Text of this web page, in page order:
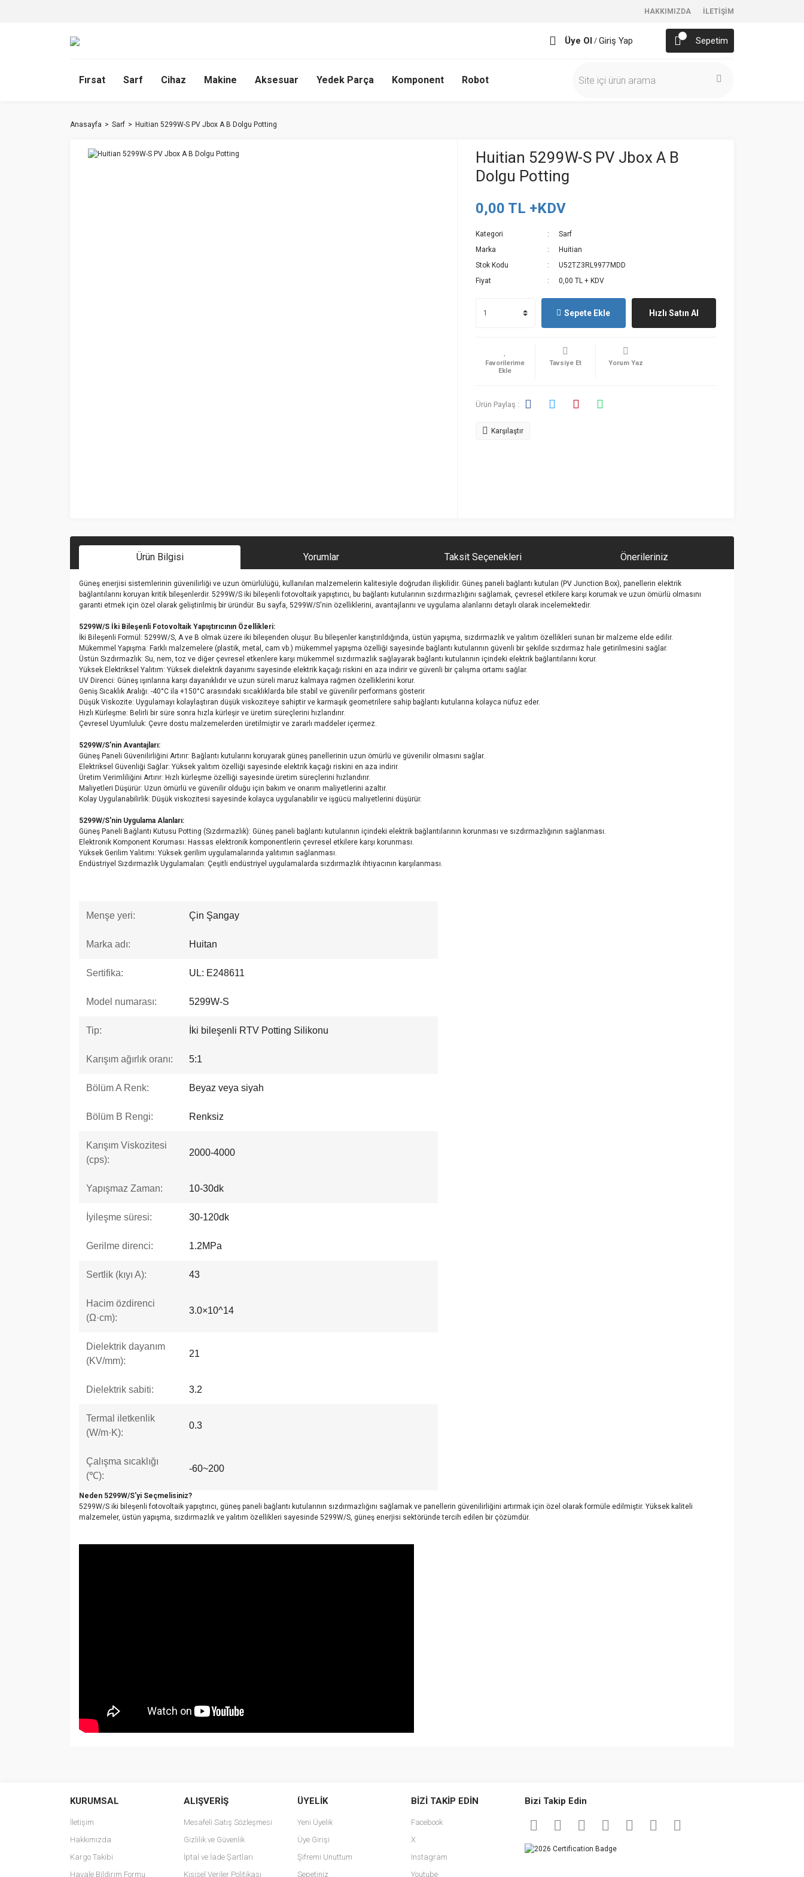
HAKKIMIZDA İLETİŞİM
Üye Ol / Giriş Yap Sepetim
Fırsat Sarf Cihaz Makine Aksesuar Yedek Parça Komponent Robot
Anasayfa Sarf Huitian 5299W-S PV Jbox A B Dolgu Potting
Huitian 5299W-S PV Jbox A B
Dolgu Potting
0,00 TL +KDV
Kategori
Sarf
Marka
Huitian
Stok Kodu
U52TZ3RL9977MDD
Fiyat
0,00 TL + KDV
Sepete Ekle Hızlı Satın Al
Tavsiye Et Yorum Yaz
Ürün Paylaş :
Karşılaştır
Ürün Bilgisi Yorumlar Taksit Seçenekleri Önerileriniz
Güneş enerjisi sistemlerinin güvenilirliği ve uzun ömürlülüğü, kullanılan malzemelerin kalitesiyle doğrudan ilişkilidir. Güneş paneli bağlantı kutuları (PV Junction Box), panellerin elektrik
bağlantılarını koruyan kritik bileşenlerdir. 5299W/S iki bileşenli fotovoltaik yapıştırıcı, bu bağlantı kutularının sızdırmazlığını sağlamak, çevresel etkilere karşı korumak ve uzun ömürlü olmasını
garanti etmek için özel olarak geliştirilmiş bir üründür. Bu sayfa, 5299W/S'nin özelliklerini, avantajlarını ve uygulama alanlarını detaylı olarak incelemektedir.
5299W/S İki Bileşenli Fotovoltaik Yapıştırıcının Özellikleri:
İki Bileşenli Formül: 5299W/S, A ve B olmak üzere iki bileşenden oluşur. Bu bileşenler karıştırıldığında, üstün yapışma, sızdırmazlık ve yalıtım özellikleri sunan bir malzeme elde edilir.
Mükemmel Yapışma: Farklı malzemelere (plastik, metal, cam vb.) mükemmel yapışma özelliği sayesinde bağlantı kutularının güvenli bir şekilde sızdırmaz hale getirilmesini sağlar.
Üstün Sızdırmazlık: Su, nem, toz ve diğer çevresel etkenlere karşı mükemmel sızdırmazlık sağlayarak bağlantı kutularının içindeki elektrik bağlantılarını korur.
Yüksek Elektriksel Yalıtım: Yüksek dielektrik dayanımı sayesinde elektrik kaçağı riskini en aza indirir ve güvenli bir çalışma ortamı sağlar.
UV Direnci: Güneş ışınlarına karşı dayanıklıdır ve uzun süreli maruz kalmaya rağmen özelliklerini korur.
Geniş Sıcaklık Aralığı: -40°C ila +150°C arasındaki sıcaklıklarda bile stabil ve güvenilir performans gösterir.
Düşük Viskozite: Uygulamayı kolaylaştıran düşük viskoziteye sahiptir ve karmaşık geometrilere sahip bağlantı kutularına kolayca nüfuz eder.
Hızlı Kürleşme: Belirli bir süre sonra hızla kürleşir ve üretim süreçlerini hızlandırır.
Çevresel Uyumluluk: Çevre dostu malzemelerden üretilmiştir ve zararlı maddeler içermez.
5299W/S'nin Avantajları:
Güneş Paneli Güvenilirliğini Artırır: Bağlantı kutularını koruyarak güneş panellerinin uzun ömürlü ve güvenilir olmasını sağlar.
Elektriksel Güvenliği Sağlar: Yüksek yalıtım özelliği sayesinde elektrik kaçağı riskini en aza indirir.
Üretim Verimliliğini Artırır: Hızlı kürleşme özelliği sayesinde üretim süreçlerini hızlandırır.
Maliyetleri Düşürür: Uzun ömürlü ve güvenilir olduğu için bakım ve onarım maliyetlerini azaltır.
Kolay Uygulanabilirlik: Düşük viskozitesi sayesinde kolayca uygulanabilir ve işgücü maliyetlerini düşürür.
5299W/S'nin Uygulama Alanları:
Güneş Paneli Bağlantı Kutusu Potting (Sızdırmazlık): Güneş paneli bağlantı kutularının içindeki elektrik bağlantılarının korunması ve sızdırmazlığının sağlanması.
Elektronik Komponent Koruması: Hassas elektronik komponentlerin çevresel etkilere karşı korunması.
Yüksek Gerilim Yalıtımı: Yüksek gerilim uygulamalarında yalıtımın sağlanması.
Endüstriyel Sızdırmazlık Uygulamaları: Çeşitli endüstriyel uygulamalarda sızdırmazlık ihtiyacının karşılanması.
Menşe yeri: Çin Şangay
Marka adı: Huitan
Sertifika: UL: E248611
Model numarası: 5299W-S
Tip: İki bileşenli RTV Potting Silikonu
Karışım ağırlık oranı: 5:1
Bölüm A Renk: Beyaz veya siyah
Bölüm B Rengi: Renksiz
Karışım Viskozitesi
(cps):
2000-4000
Yapışmaz Zaman: 10-30dk
İyileşme süresi: 30-120dk
Gerilme direnci: 1.2MPa
Sertlik (kıyı A): 43
Hacim özdirenci
(Ω·cm):
3.0×10^14
Dielektrik dayanım
(KV/mm):
21
Dielektrik sabiti: 3.2
Termal iletkenlik
(W/m·K):
0.3
Çalışma sıcaklığı
(℃):
-60~200
Neden 5299W/S'yi Seçmelisiniz?
5299W/S iki bileşenli fotovoltaik yapıştırıcı, güneş paneli bağlantı kutularının sızdırmazlığını sağlamak ve panellerin güvenilirliğini artırmak için özel olarak formüle edilmiştir. Yüksek kaliteli
malzemeler, üstün yapışma, sızdırmazlık ve yalıtım özellikleri sayesinde 5299W/S, güneş enerjisi sektöründe tercih edilen bir çözümdür.
Ürün resmi kalitesiz, bozuk veya görüntülenemiyor.
Ürün açıklamasında eksik bilgiler bulunuyor.
Ürün bilgilerinde hatalar bulunuyor.
Ürün fiyatı diğer sitelerden daha pahalı.
KURUMSAL
İletişim
Hakkımızda
Kargo Takibi
Havale Bildirim Formu
ALIŞVERİŞ
Mesafeli Satış Sözleşmesi
Gizlilik ve Güvenlik
İptal ve İade Şartları
Kişisel Veriler Politikası
ÜYELİK
Yeni Üyelik
Üye Girişi
Şifremi Unuttum
Sepetiniz
BİZİ TAKİP EDİN
Facebook
X
Instagram
Youtube
Bizi Takip Edin